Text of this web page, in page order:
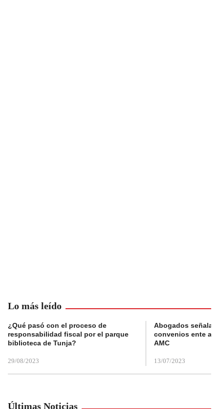
Lo más leído
¿Qué pasó con el proceso de
responsabilidad fiscal por el parque
biblioteca de Tunja?
29/08/2023
Abogados
convenios ente
AMC
13/07/2023
Últimas Noticias